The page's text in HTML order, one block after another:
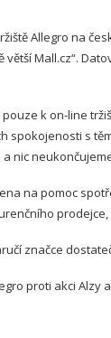
Allegro na
Mall.cz“.
k on-line
spokojenosti s
nic
na pomoc
značce
proti akci Alzy